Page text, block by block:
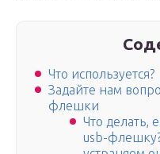
Что используется?
Задайте нам
флешки
Что делать,
usb-